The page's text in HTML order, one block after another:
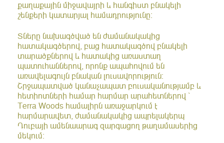
քաղաքային միջավայրի և հանգիստ բնակելի
շենքերի կատարյալ համադրությունը:
Տները նախագծված են ժամանակակից
հատակագծերով, բաց հատակագծով բնակելի
տարածքներով և հատակից առաստաղ
պատուհաններով, որոնք ապահովում են
առավելագույն բնական լուսավորություն:
Շրջապատված կանաչապատ բուսականությամբ և
հետիոտների համար հարմար արահետներով ՝
Terra Woods համալիրն առաջարկում է
հարմարավետ, ժամանակակից ապրելակերպ
Դուբայի ամենաարագ զարգացող թաղամասերից
մեկում: